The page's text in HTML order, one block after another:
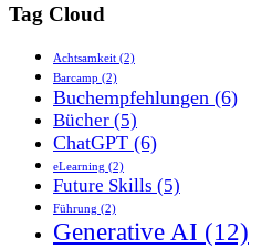
Tag Cloud
Achtsamkeit (2)
Barcamp (2)
Buchempfehlungen (6)
Bücher (5)
ChatGPT (6)
eLearning (2)
Future Skills (5)
Führung (2)
Generative AI (12)